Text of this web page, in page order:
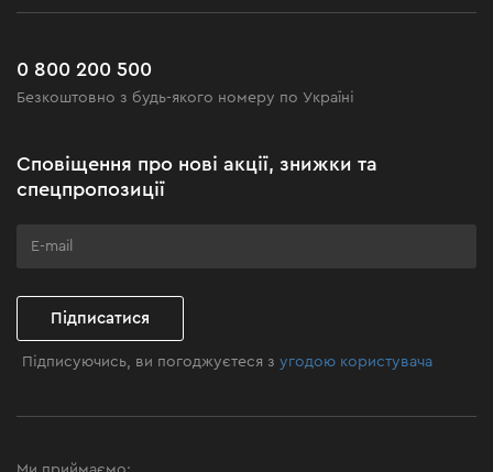
Чорна п'ятниця
Клуб майстерності
Поширені запитання
0 800 200 500
Безкоштовно з будь-якого номеру по Україні
Сповіщення про нові акції, знижки та
спецпропозиції
Підписатися
Підписуючись, ви погоджуєтеся зугодою користувача